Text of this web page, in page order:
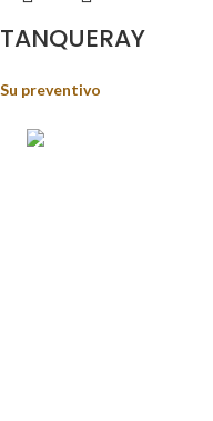
TANQUERAY
Su preventivo